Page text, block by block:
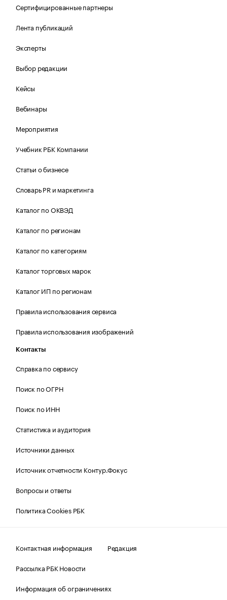
Сертифицированные партнеры
Лента публикаций
Эксперты
Выбор редакции
Кейсы
Вебинары
Мероприятия
Учебник РБК Компании
Статьи о бизнесе
Словарь PR и маркетинга
Каталог по ОКВЭД
Каталог по регионам
Каталог по категориям
Каталог торговых марок
Каталог ИП по регионам
Правила использования сервиса
Правила использования изображений
Контакты
Справка по сервису
Поиск по ОГРН
Поиск по ИНН
Статистика и аудитория
Источники данных
Источник отчетности Контур.Фокус
Вопросы и ответы
Политика Cookies РБК
Контактная информация
Редакция
Рассылка РБК Новости
Информация об ограничениях